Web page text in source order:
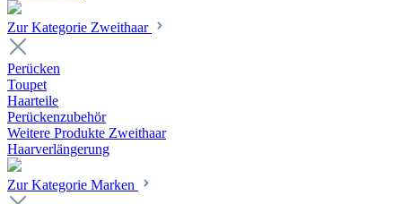
Zur Kategorie Zweithaar
Perücken
Toupet
Haarteile
Perückenzubehör
Weitere Produkte Zweithaar
Haarverlängerung
Zur Kategorie Marken